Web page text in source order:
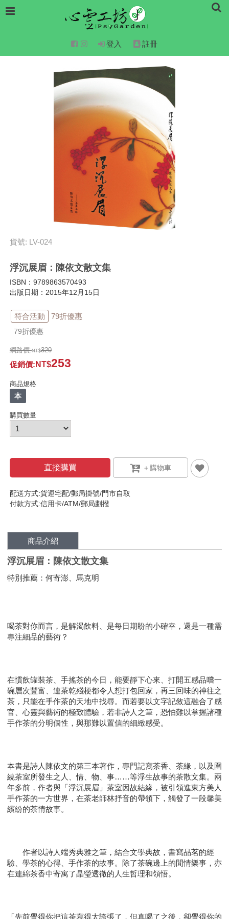
登入 註冊
貨號: LV-024
浮沉展眉：陳依文散文集
ISBN：9789863570493
出版日期：2015年12月15日
符合活動 79折優惠
79折優惠
網路價: 320
促銷價: 253
商品規格
本
購買數量
直接購買
配送方式:貨運宅配/郵局掛號/門市自取
付款方式:信用卡/ATM/郵局劃撥
商品介紹
浮沉展眉：陳依文散文集
特別推薦：何寄澎、馬克明
喝茶對你而言，是解渴飲料、是每日期盼的小確幸，還是一種需
專注細品的藝術？
在慣飲罐裝茶、手搖茶的今日，能要靜下心來、打開五感品嚐一
碗層次豐富、連茶乾殘梗都令人想打包回家，再三回味的神往之
茶，只能在手作茶的天地中找尋。而若要以文字記敘這融合了感
官、心靈與藝術的極致體驗，若非詩人之筆，恐怕難以掌握諸種
手作茶的分明個性，與那難以置信的細緻感受。
本書是詩人陳依文的第三本著作，專門記寫茶香、茶緣，以及圍
繞茶室所發生之人、情、物、事……等浮生故事的茶散文集。兩
年多前，作者與「浮沉展眉」茶室因故結緣，被引領進東方美人
手作茶的一方世界，在茶老師林抒音的帶領下，觸發了一段馨美
繽紛的茶情故事。
作者以詩人端秀典雅之筆，結合文學典故，書寫品茗的經
驗、學茶的心得、手作茶的故事。除了茶碗邊上的閒情樂事，亦
在連綿茶香中寄寓了晶瑩透徹的人生哲理和領悟。
「先前覺得你把這茶寫得太誇張了，但真喝了之後，卻覺得你的